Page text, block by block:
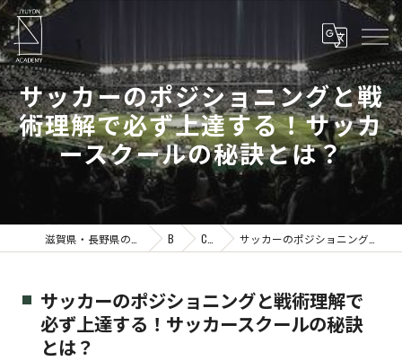
サッカーのポジショニングと戦
術理解で必ず上達する！サッカ
ースクールの秘訣とは？
Blog Column サッカーのポジショニングと戦術理解で必ず上達する！サッカースクールの秘訣とは？
サッカーのポジショニングと戦術理解で
必ず上達する！サッカースクールの秘訣
とは？